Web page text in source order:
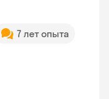
7 лет опыта